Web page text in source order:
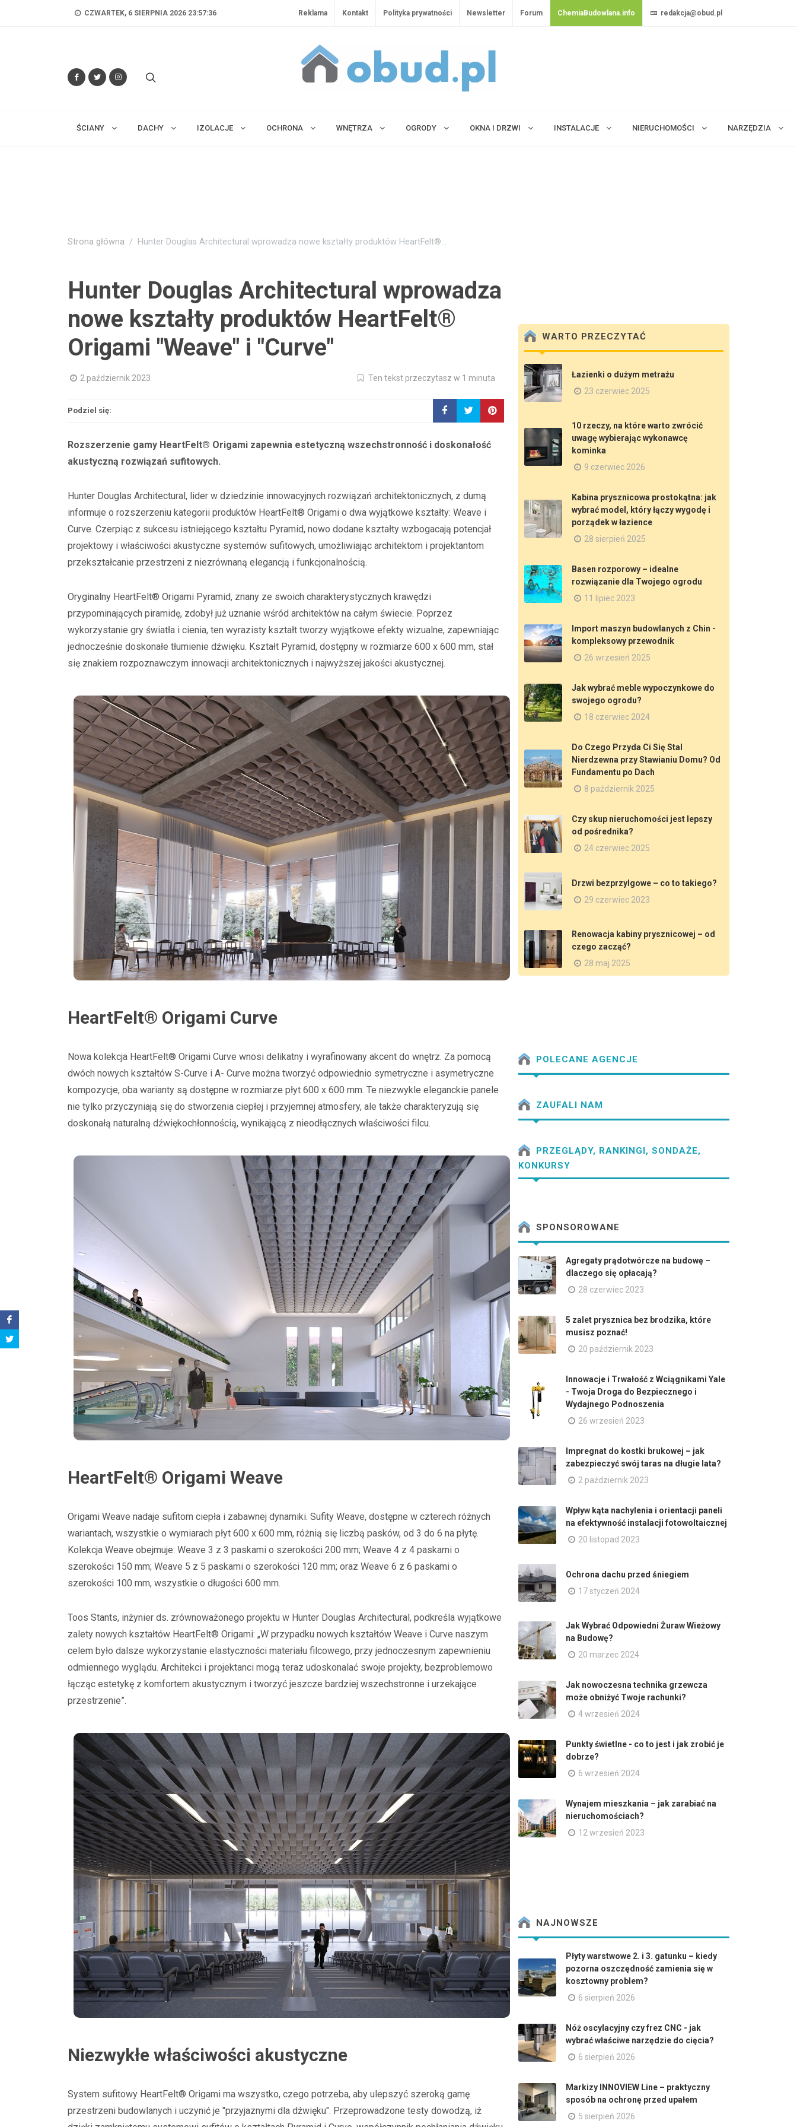
CZWARTEK, 6 SIERPNIA 2026 23:57:38 Reklama Kontakt Polityka prywatności Newsletter Forum ChemiaBudowlana.info redakcja@obud.pl
ŚCIANY DACHY IZOLACJE OCHRONA WNĘTRZA OGRODY OKNA I DRZWI INSTALACJE NIERUCHOMOŚCI NARZĘDZIA
Strona główna Hunter Douglas Architectural wprowadza nowe kształty produktów HeartFelt®...
Hunter Douglas Architectural wprowadza
nowe kształty produktów HeartFelt®
Origami "Weave" i "Curve"
2 październik 2023 Ten tekst przeczytasz w 1 minuta
Podziel się:
Rozszerzenie gamy HeartFelt® Origami zapewnia estetyczną wszechstronność i doskonałość
akustyczną rozwiązań sufitowych.
Hunter Douglas Architectural, lider w dziedzinie innowacyjnych rozwiązań architektonicznych, z dumą
informuje o rozszerzeniu kategorii produktów HeartFelt® Origami o dwa wyjątkowe kształty: Weave i
Curve. Czerpiąc z sukcesu istniejącego kształtu Pyramid, nowo dodane kształty wzbogacają potencjał
projektowy i właściwości akustyczne systemów sufitowych, umożliwiając architektom i projektantom
przekształcanie przestrzeni z niezrównaną elegancją i funkcjonalnością.
Oryginalny HeartFelt® Origami Pyramid, znany ze swoich charakterystycznych krawędzi
przypominających piramidę, zdobył już uznanie wśród architektów na całym świecie. Poprzez
wykorzystanie gry światła i cienia, ten wyrazisty kształt tworzy wyjątkowe efekty wizualne, zapewniając
jednocześnie doskonałe tłumienie dźwięku. Kształt Pyramid, dostępny w rozmiarze 600 x 600 mm, stał
się znakiem rozpoznawczym innowacji architektonicznych i najwyższej jakości akustycznej.
HeartFelt® Origami Curve
Nowa kolekcja HeartFelt® Origami Curve wnosi delikatny i wyrafinowany akcent do wnętrz. Za pomocą
dwóch nowych kształtów S-Curve i A- Curve można tworzyć odpowiednio symetryczne i asymetryczne
kompozycje, oba warianty są dostępne w rozmiarze płyt 600 x 600 mm. Te niezwykle eleganckie panele
nie tylko przyczyniają się do stworzenia ciepłej i przyjemnej atmosfery, ale także charakteryzują się
doskonałą naturalną dźwiękochłonnością, wynikającą z nieodłącznych właściwości filcu.
HeartFelt® Origami Weave
Origami Weave nadaje sufitom ciepła i zabawnej dynamiki. Sufity Weave, dostępne w czterech różnych
wariantach, wszystkie o wymiarach płyt 600 x 600 mm, różnią się liczbą pasków, od 3 do 6 na płytę.
Kolekcja Weave obejmuje: Weave 3 z 3 paskami o szerokości 200 mm; Weave 4 z 4 paskami o
szerokości 150 mm; Weave 5 z 5 paskami o szerokości 120 mm; oraz Weave 6 z 6 paskami o
szerokości 100 mm, wszystkie o długości 600 mm.
Toos Stants, inżynier ds. zrównoważonego projektu w Hunter Douglas Architectural, podkreśla wyjątkowe
zalety nowych kształtów HeartFelt® Origami: „W przypadku nowych kształtów Weave i Curve naszym
celem było dalsze wykorzystanie elastyczności materiału filcowego, przy jednoczesnym zapewnieniu
odmiennego wyglądu. Architekci i projektanci mogą teraz udoskonalać swoje projekty, bezproblemowo
łącząc estetykę z komfortem akustycznym i tworzyć jeszcze bardziej wszechstronne i urzekające
przestrzenie”.
Niezwykłe właściwości akustyczne
System sufitowy HeartFelt® Origami ma wszystko, czego potrzeba, aby ulepszyć szeroką gamę
przestrzeni budowlanych i uczynić je "przyjaznymi dla dźwięku". Przeprowadzone testy dowodzą, iż
WARTO PRZECZYTAĆ
Łazienki o dużym metrażu
23 czerwiec 2025
10 rzeczy, na które warto zwrócić
uwagę wybierając wykonawcę
kominka
9 czerwiec 2026
Kabina prysznicowa prostokątna: jak
wybrać model, który łączy wygodę i
porządek w łazience
28 sierpień 2025
Basen rozporowy – idealne
rozwiązanie dla Twojego ogrodu
11 lipiec 2023
Import maszyn budowlanych z Chin -
kompleksowy przewodnik
26 wrzesień 2025
Jak wybrać meble wypoczynkowe do
swojego ogrodu?
18 czerwiec 2024
Do Czego Przyda Ci Się Stal
Nierdzewna przy Stawianiu Domu? Od
Fundamentu po Dach
8 październik 2025
Czy skup nieruchomości jest lepszy
od pośrednika?
24 czerwiec 2025
​Drzwi bezprzylgowe – co to takiego?
29 czerwiec 2023
Renowacja kabiny prysznicowej – od
czego zacząć?
28 maj 2025
POLECANE AGENCJE
ZAUFALI NAM
PRZEGLĄDY, RANKINGI, SONDAŻE,
KONKURSY
SPONSOROWANE
Agregaty prądotwórcze na budowę –
dlaczego się opłacają?
28 czerwiec 2023
5 zalet prysznica bez brodzika, które
musisz poznać!
20 październik 2023
Innowacje i Trwałość z Wciągnikami Yale
- Twoja Droga do Bezpiecznego i
Wydajnego Podnoszenia
26 wrzesień 2023
Impregnat do kostki brukowej – jak
zabezpieczyć swój taras na długie lata?
2 październik 2023
Wpływ kąta nachylenia i orientacji paneli
na efektywność instalacji fotowoltaicznej
20 listopad 2023
Ochrona dachu przed śniegiem
17 styczeń 2024
Jak Wybrać Odpowiedni Żuraw Wieżowy
na Budowę?
20 marzec 2024
Jak nowoczesna technika grzewcza
może obniżyć Twoje rachunki?
4 wrzesień 2024
Punkty świetlne - co to jest i jak zrobić je
dobrze?
6 wrzesień 2024
Wynajem mieszkania – jak zarabiać na
nieruchomościach?
12 wrzesień 2023
NAJNOWSZE
Płyty warstwowe 2. i 3. gatunku – kiedy
pozorna oszczędność zamienia się w
kosztowny problem?
6 sierpień 2026
Nóż oscylacyjny czy frez CNC - jak
wybrać właściwe narzędzie do cięcia?
6 sierpień 2026
Markizy INNOVIEW Line – praktyczny
sposób na ochronę przed upałem
5 sierpień 2026